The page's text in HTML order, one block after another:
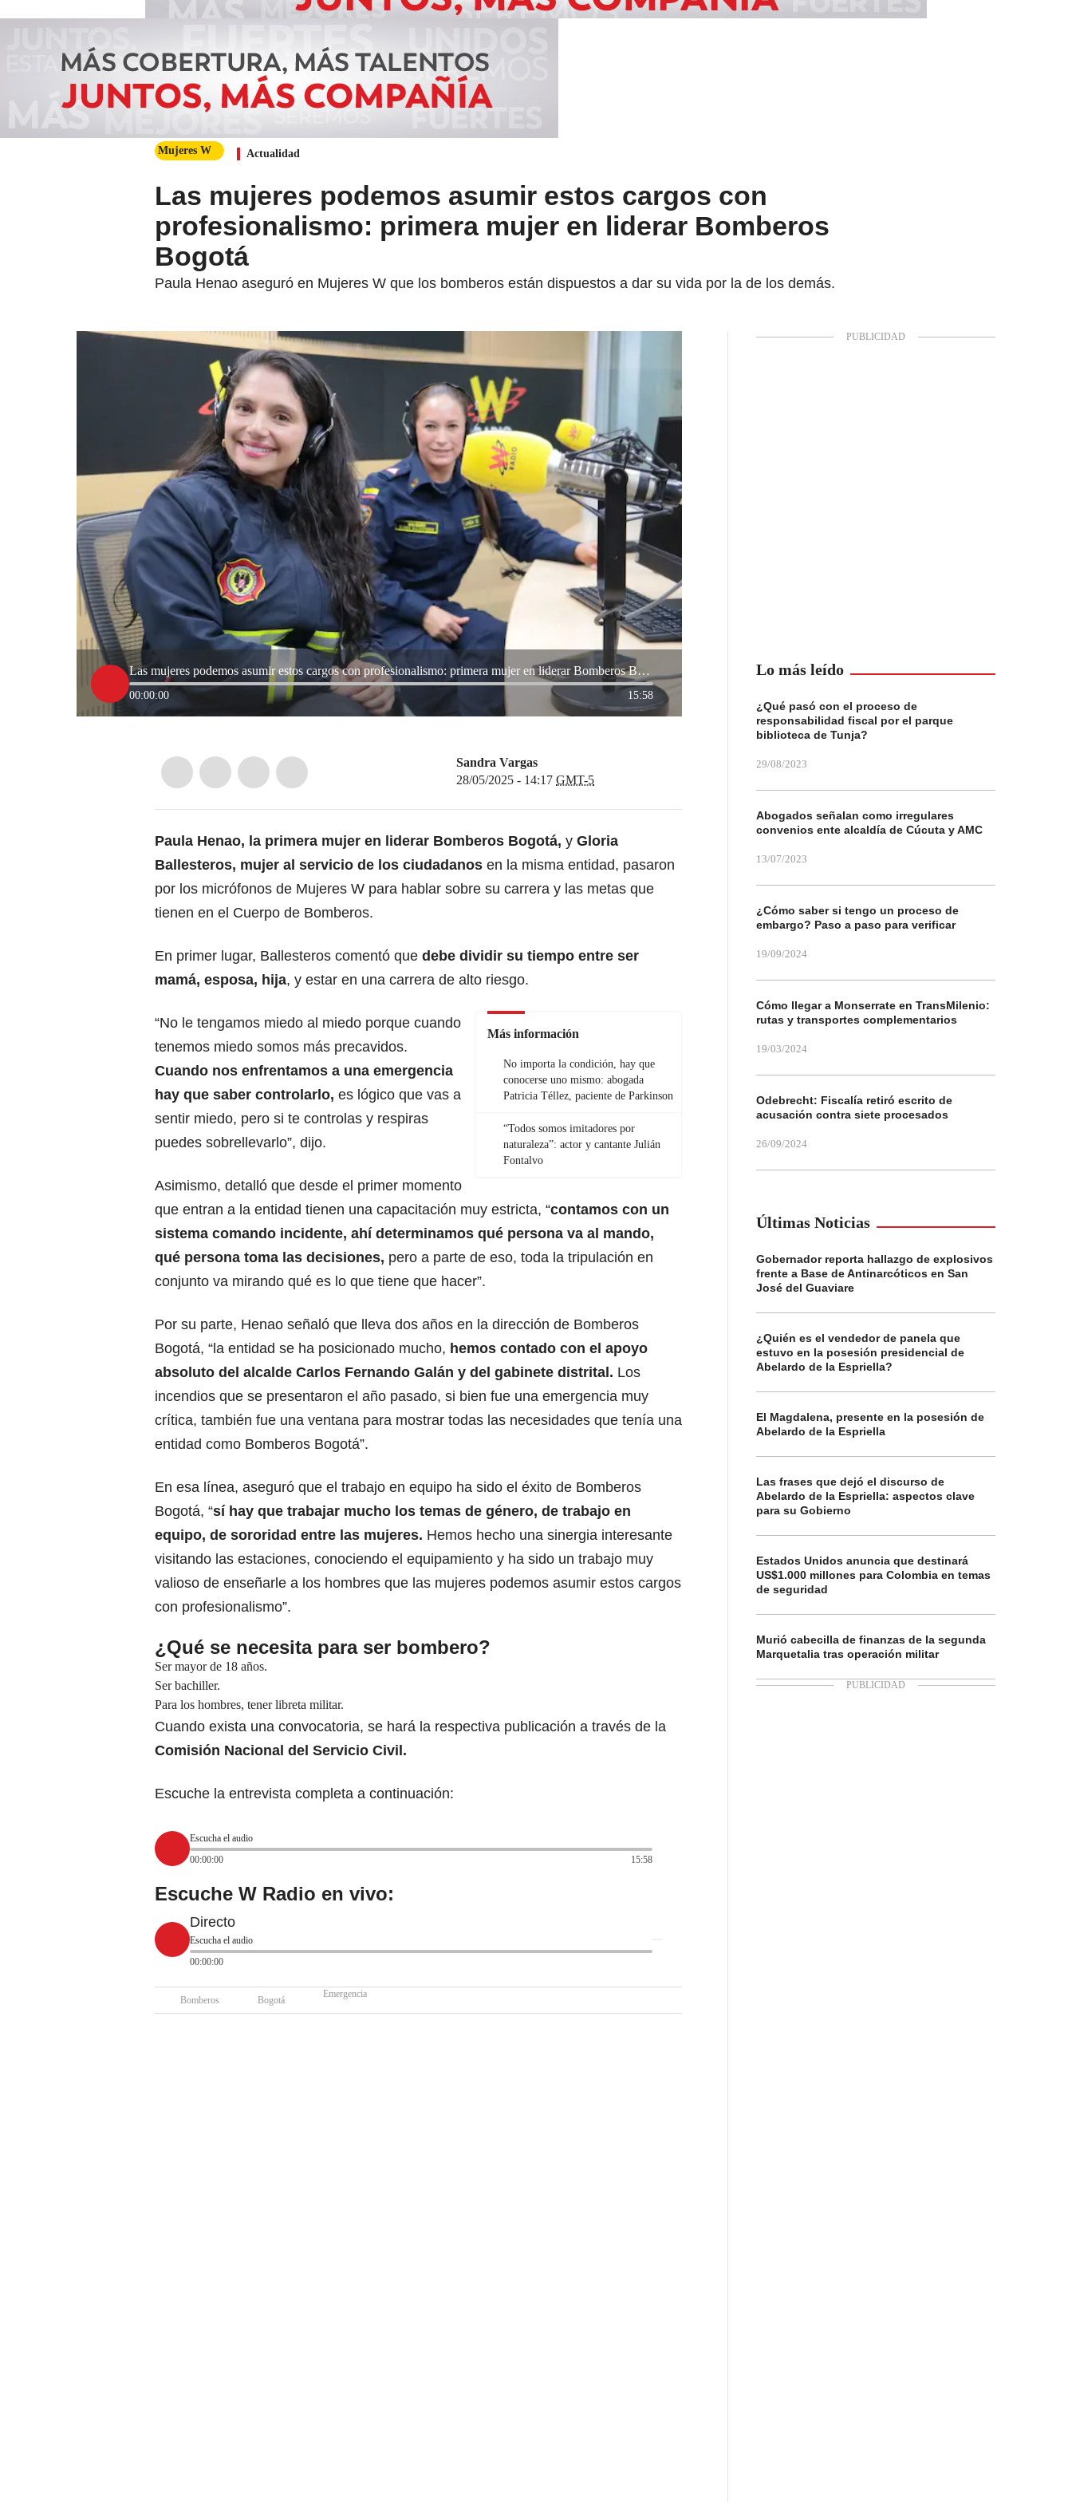
Mujeres W Actualidad
Las mujeres podemos asumir estos cargos con
profesionalismo: primera mujer en liderar Bomberos
Bogotá
Paula Henao aseguró en Mujeres W que los bomberos están dispuestos a dar su vida por la de los demás.
Las mujeres podemos asumir estos cargos con profesionalismo: primera mujer en liderar Bomberos Bogotá
00:00:00 15:58
Sandra Vargas
28/05/2025 - 14:17 GMT-5
Paula Henao, la primera mujer en liderar Bomberos Bogotá, y Gloria
Ballesteros, mujer al servicio de los ciudadanos en la misma entidad, pasaron
por los micrófonos de Mujeres W para hablar sobre su carrera y las metas que
tienen en el Cuerpo de Bomberos.
En primer lugar, Ballesteros comentó que debe dividir su tiempo entre ser
mamá, esposa, hija, y estar en una carrera de alto riesgo.
Más información
No importa la condición, hay que
conocerse uno mismo: abogada
Patricia Téllez, paciente de Parkinson
“Todos somos imitadores por
naturaleza”: actor y cantante Julián
Fontalvo
“No le tengamos miedo al miedo porque cuando
tenemos miedo somos más precavidos.
Cuando nos enfrentamos a una emergencia
hay que saber controlarlo, es lógico que vas a
sentir miedo, pero si te controlas y respiras
puedes sobrellevarlo”, dijo.
Asimismo, detalló que desde el primer momento
que entran a la entidad tienen una capacitación muy estricta, “contamos con un
sistema comando incidente, ahí determinamos qué persona va al mando,
qué persona toma las decisiones, pero a parte de eso, toda la tripulación en
conjunto va mirando qué es lo que tiene que hacer”.
Por su parte, Henao señaló que lleva dos años en la dirección de Bomberos
Bogotá, “la entidad se ha posicionado mucho, hemos contado con el apoyo
absoluto del alcalde Carlos Fernando Galán y del gabinete distrital. Los
incendios que se presentaron el año pasado, si bien fue una emergencia muy
crítica, también fue una ventana para mostrar todas las necesidades que tenía una
entidad como Bomberos Bogotá”.
En esa línea, aseguró que el trabajo en equipo ha sido el éxito de Bomberos
Bogotá, “sí hay que trabajar mucho los temas de género, de trabajo en
equipo, de sororidad entre las mujeres. Hemos hecho una sinergia interesante
visitando las estaciones, conociendo el equipamiento y ha sido un trabajo muy
valioso de enseñarle a los hombres que las mujeres podemos asumir estos cargos
con profesionalismo”.
¿Qué se necesita para ser bombero?
Ser mayor de 18 años.
Ser bachiller.
Para los hombres, tener libreta militar.
Cuando exista una convocatoria, se hará la respectiva publicación a través de la
Comisión Nacional del Servicio Civil.
Escuche la entrevista completa a continuación:
Escucha el audio
00:00:00
15:58
Escuche W Radio en vivo:
Directo
Escucha el audio
00:00:00
Bomberos Bogotá
Emergencia
Lo más leído
¿Qué pasó con el proceso de
responsabilidad fiscal por el parque
biblioteca de Tunja?
29/08/2023
Abogados señalan como irregulares
convenios ente alcaldía de Cúcuta y AMC
13/07/2023
¿Cómo saber si tengo un proceso de
embargo? Paso a paso para verificar
19/09/2024
Cómo llegar a Monserrate en TransMilenio:
rutas y transportes complementarios
19/03/2024
Odebrecht: Fiscalía retiró escrito de
acusación contra siete procesados
26/09/2024
Últimas Noticias
Gobernador reporta hallazgo de explosivos
frente a Base de Antinarcóticos en San
José del Guaviare
¿Quién es el vendedor de panela que
estuvo en la posesión presidencial de
Abelardo de la Espriella?
El Magdalena, presente en la posesión de
Abelardo de la Espriella
Las frases que dejó el discurso de
Abelardo de la Espriella: aspectos clave
para su Gobierno
Estados Unidos anuncia que destinará
US$1.000 millones para Colombia en temas
de seguridad
Murió cabecilla de finanzas de la segunda
Marquetalia tras operación militar